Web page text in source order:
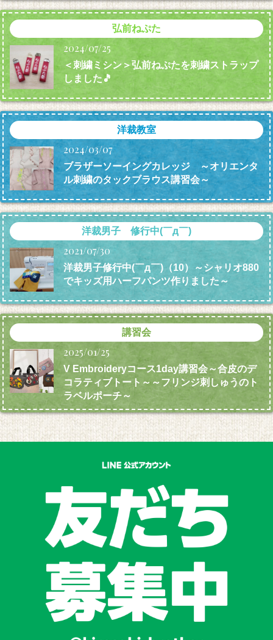
弘前ねぷた
2024/07/25
＜刺繍ミシン＞弘前ねぷたを刺繍ストラップ
しました🎵
洋裁教室
2024/03/07
ブラザーソーイングカレッジ ～オリエンタ
ル刺繍のタックブラウス講習会～
洋裁男子 修行中(￣д￣)
2021/07/30
洋裁男子修行中(￣д￣)（10）～シャリオ880
でキッズ用ハーフパンツ作りました～
講習会
2025/01/25
V Embroideryコース1day講習会～合皮のデ
コラティブトート～～フリンジ刺しゅうのト
ラベルポーチ～